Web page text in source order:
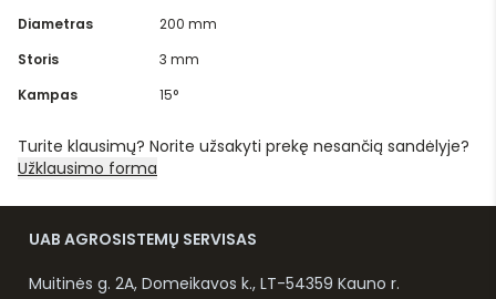
Diametras
200 mm
Storis
3 mm
Kampas
15°
Turite klausimų? Norite užsakyti prekę nesančią sandėlyje?
Užklausimo forma
UAB AGROSISTEMŲ SERVISAS
Muitinės g. 2A, Domeikavos k., LT-54359 Kauno r.